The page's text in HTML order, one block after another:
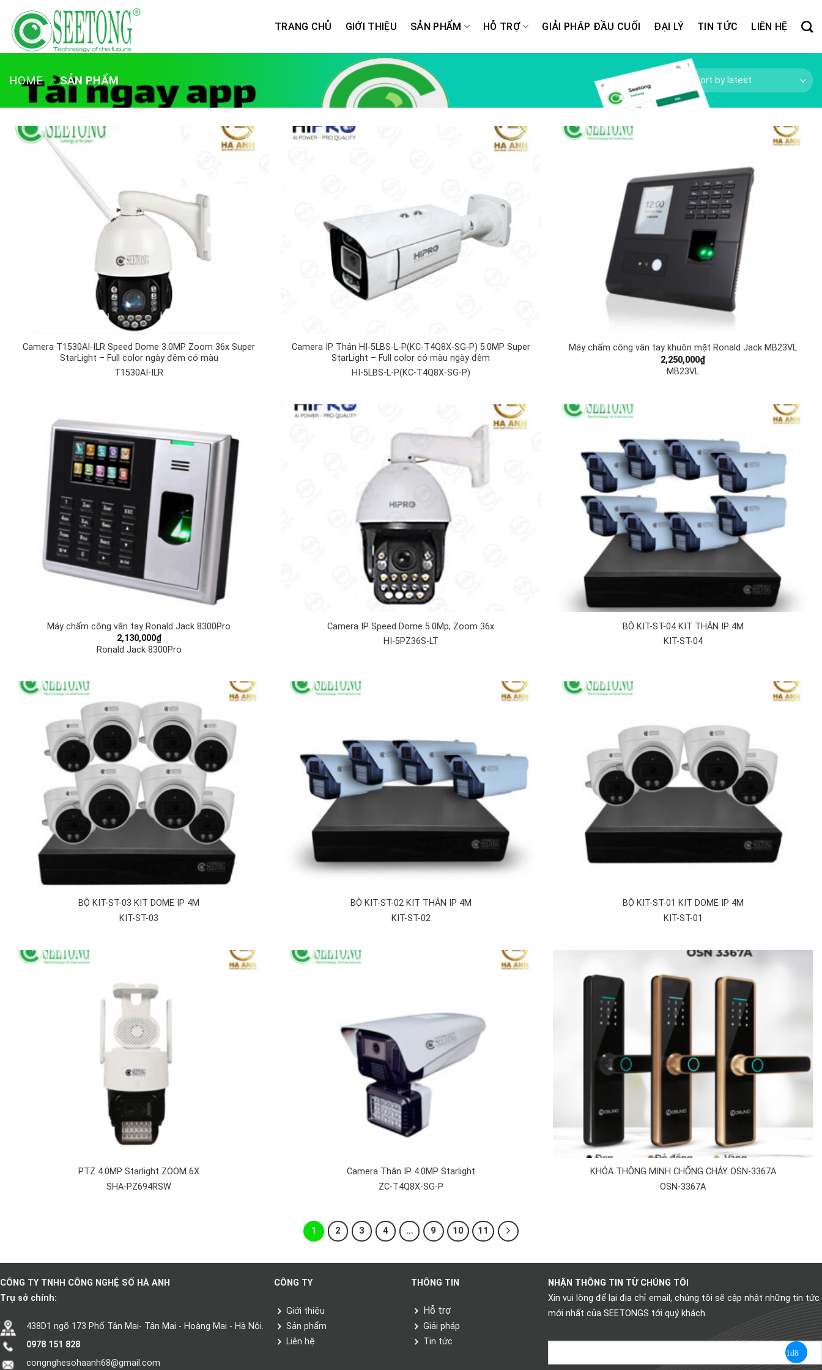
content
TRANG CHỦ GIỚI THIỆU SẢN PHẨM HỖ TRỢ GIẢI PHÁP ĐẦU CUỐI ĐẠI LÝ TIN TỨC LIÊN HỆ
HOME / SẢN PHẨM
Camera T1530AI-ILR Speed Dome 3.0MP Zoom 36x Super
StarLight – Full color ngày đêm có màu
T1530AI-ILR
Camera IP Thân HI-5LBS-L-P(KC-T4Q8X-SG-P) 5.0MP Super
StarLight – Full color có màu ngày đêm
HI-5LBS-L-P(KC-T4Q8X-SG-P)
Máy chấm công vân tay khuôn mặt Ronald Jack MB23VL
2,250,000₫
MB23VL
Máy chấm công vân tay Ronald Jack 8300Pro
2,130,000₫
Ronald Jack 8300Pro
Camera IP Speed Dome 5.0Mp, Zoom 36x
HI-5PZ36S-LT
BỘ KIT-ST-04 KIT THÂN IP 4M
KIT-ST-04
BỘ KIT-ST-03 KIT DOME IP 4M
KIT-ST-03
BỘ KIT-ST-02 KIT THÂN IP 4M
KIT-ST-02
BỘ KIT-ST-01 KIT DOME IP 4M
KIT-ST-01
PTZ 4.0MP Starlight ZOOM 6X
SHA-PZ694RSW
Camera Thân IP 4.0MP Starlight
ZC-T4Q8X-SG-P
KHÓA THÔNG MINH CHỐNG CHÁY OSN-3367A
OSN-3367A
1 2 3 4 … 9 10 11
CÔNG TY TNHH CÔNG NGHỆ SỐ HÀ ANH
Trụ sở chính:
438D1 ngõ 173 Phố Tân Mai- Tân Mai - Hoàng Mai - Hà Nội.
0978 151 828
congnghesohaanh68@gmail.com
CÔNG TY
Giới thiệu
Sản phẩm
Liên hệ
THÔNG TIN
Hỗ trợ
Giải pháp
Tin tức
NHẬN THÔNG TIN TỪ CHÚNG TÔI
Xin vui lòng để lại địa chỉ email, chúng tôi sẽ cập nhật những tin tức
mới nhất của SEETONGS tới quý khách.